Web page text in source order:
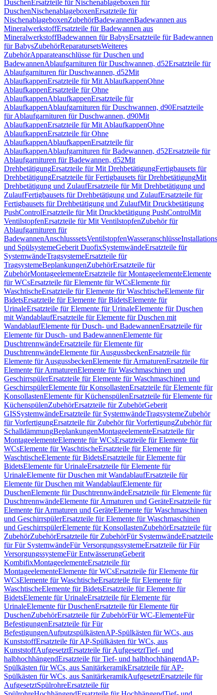
DuschenErsatzteile für Nischenablageboxen für
DuschenNischenablageboxenErsatzteile für
NischenablageboxenZubehörBadewannenBadewannen aus
MineralwerkstoffErsatzteile für Badewannen aus
MineralwerkstoffBadewannen für BabysErsatzteile für Badewannen
für BabysZubehörReparatursetsWeiteres
ZubehörApparateanschlüsse für Duschen und
BadewannenAblaufgarnituren für Duschwannen, d52Ersatzteile für
Ablaufgarnituren für Duschwannen, d52Mit
AblaufkappenErsatzteile für Mit AblaufkappenOhne
AblaufkappenErsatzteile für Ohne
AblaufkappenAblaufkappenErsatzteile für
AblaufkappenAblaufgarnituren für Duschwannen, d90Ersatzteile
für Ablaufgarnituren für Duschwannen, d90Mit
AblaufkappenErsatzteile für Mit AblaufkappenOhne
AblaufkappenErsatzteile für Ohne
AblaufkappenAblaufkappenErsatzteile für
AblaufkappenAblaufgarnituren für Badewannen, d52Ersatzteile für
Ablaufgarnituren für Badewannen, d52Mit
DrehbetätigungErsatzteile für Mit DrehbetätigungFertigbausets für
DrehbetätigungErsatzteile für Fertigbausets für DrehbetätigungMit
Drehbetätigung und ZulaufErsatzteile für Mit Drehbetätigung und
ZulaufFertigbausets für Drehbetätigung und ZulaufErsatzteile für
Fertigbausets für Drehbetätigung und ZulaufMit Druckbetätigung
PushControlErsatzteile für Mit Druckbetätigung PushControlMit
VentilstopfenErsatzteile für Mit VentilstopfenZubehör für
Ablaufgarnituren für
BadewannenAnschlusssetsVentilstopfenWasseranschlüsse
und SpülsystemeGeberit DuofixSystemwändeErsatzteile für
SystemwändeTragsystemeErsatzteile für
TragsystemeBeplankungenZubehörErsatzteile für
ZubehörMontageelementeErsatzteile für MontageelementeElemente
für WCsErsatzteile für Elemente für WCsElemente für
WaschtischeErsatzteile für Elemente für WaschtischeElemente für
BidetsErsatzteile für Elemente für BidetsElemente für
UrinaleErsatzteile für Elemente für UrinaleElemente für Duschen
mit WandablaufErsatzteile für Elemente für Duschen mit
WandablaufElemente für Dusch- und BadewannenErsatzteile für
Elemente für Dusch- und BadewannenElemente für
DuschtrennwändeErsatzteile für Elemente für
DuschtrennwändeElemente für AusgussbeckenErsatzteile für
Elemente für AusgussbeckenElemente für ArmaturenErsatzteile für
Elemente für ArmaturenElemente für Waschmaschinen und
GeschirrspülerErsatzteile für Elemente für Waschmaschinen und
GeschirrspülerElemente für KonsollastenErsatzteile für Elemente für
KonsollastenElemente für KüchenspülenErsatzteile für Elemente für
KüchenspülenZubehörErsatzteile für ZubehörGeberit
GISSystemwändeErsatzteile für SystemwändeTragsystemeZubehör
für VorfertigungErsatzteile für Zubehör für VorfertigungZubehör für
SchalldämmungBeplankungenMontageelementeErsatzteile für
MontageelementeElemente für WCsErsatzteile für Elemente für
WCsElemente für WaschtischeErsatzteile für Elemente für
WaschtischeElemente für BidetsErsatzteile für Elemente für
BidetsElemente für UrinaleErsatzteile für Elemente für
UrinaleElemente für Duschen mit WandablaufErsatzteile für
Elemente für Duschen mit WandablaufElemente für
DuschenElemente für DuschtrennwändeErsatzteile für Elemente für
DuschtrennwändeElemente für Armaturen und GeräteErsatzteile für
Elemente für Armaturen und GeräteElemente für Waschmaschinen
und GeschirrspülerErsatzteile für Elemente für Waschmaschinen
und GeschirrspülerElemente für KonsollastenZubehörErsatzteile für
ZubehörZubehörErsatzteile für ZubehörFür SystemwändeErsatzteile
für Für SystemwändeFür VersorgungssystemeErsatzteile für Für
VersorgungssystemeFür EntwässerungGeberit
KombifixMontageelementeErsatzteile für
MontageelementeElemente für WCsErsatzteile für Elemente für
WCsElemente für WaschtischeErsatzteile für Elemente für
WaschtischeElemente für BidetsErsatzteile für Elemente für
BidetsElemente für UrinaleErsatzteile für Elemente für
UrinaleElemente für DuschenErsatzteile für Elemente für
DuschenZubehörErsatzteile für ZubehörFür WC-ElementeFür
BefestigungenErsatzteile für Für
BefestigungenAufputzspülkästenAP-Spülkästen für WCs, aus
KunststoffErsatzteile für AP-Spülkästen für WCs, aus
KunststoffAufgesetztErsatzteile für AufgesetztTief- und
halbhochhängendErsatzteile für Tief- und halbhochhängendAP-
Spülkästen für WCs, aus SanitärkeramikErsatzteile für AP-
Spülkästen für WCs, aus SanitärkeramikAufgesetztErsatzteile für
AufgesetztSpülrohreErsatzteile für